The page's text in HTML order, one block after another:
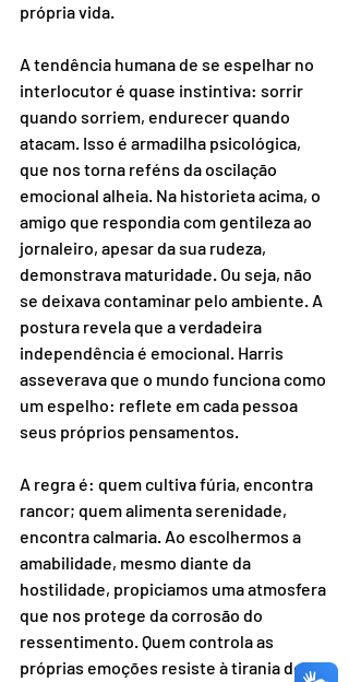
própria vida.
A tendência humana de se espelhar no
interlocutor é quase instintiva: sorrir
quando sorriem, endurecer quando
atacam. Isso é armadilha psicológica,
que nos torna reféns da oscilação
emocional alheia. Na historieta acima, o
amigo que respondia com gentileza ao
jornaleiro, apesar da sua rudeza,
demonstrava maturidade. Ou seja, não
se deixava contaminar pelo ambiente. A
postura revela que a verdadeira
independência é emocional. Harris
asseverava que o mundo funciona como
um espelho: reflete em cada pessoa
seus próprios pensamentos.
A regra é: quem cultiva fúria, encontra
rancor; quem alimenta serenidade,
encontra calmaria. Ao escolhermos a
amabilidade, mesmo diante da
hostilidade, propiciamos uma atmosfera
que nos protege da corrosão do
ressentimento. Quem controla as
próprias emoções resiste à tirania dos